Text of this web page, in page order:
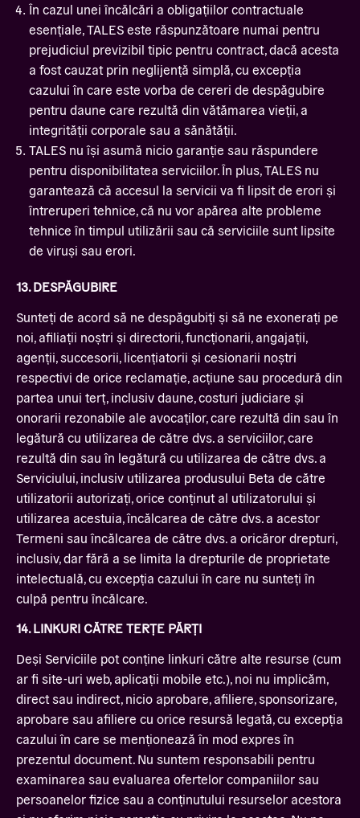
În cazul unei încălcări a obligațiilor contractuale
esențiale, TALES este răspunzătoare numai pentru
prejudiciul previzibil tipic pentru contract, dacă acesta
a fost cauzat prin neglijență simplă, cu excepția
cazului în care este vorba de cereri de despăgubire
pentru daune care rezultă din vătămarea vieții, a
integrității corporale sau a sănătății.
TALES nu își asumă nicio garanție sau răspundere
pentru disponibilitatea serviciilor. În plus, TALES nu
garantează că accesul la servicii va fi lipsit de erori și
întreruperi tehnice, că nu vor apărea alte probleme
tehnice în timpul utilizării sau că serviciile sunt lipsite
de viruși sau erori.
13. DESPĂGUBIRE
Sunteți de acord să ne despăgubiți și să ne exonerați pe
noi, afiliații noștri și directorii, funcționarii, angajații,
agenții, succesorii, licențiatorii și cesionarii noștri
respectivi de orice reclamație, acțiune sau procedură din
partea unui terț, inclusiv daune, costuri judiciare și
onorarii rezonabile ale avocaților, care rezultă din sau în
legătură cu utilizarea de către dvs. a serviciilor, care
rezultă din sau în legătură cu utilizarea de către dvs. a
Serviciului, inclusiv utilizarea produsului Beta de către
utilizatorii autorizați, orice conținut al utilizatorului și
utilizarea acestuia, încălcarea de către dvs. a acestor
Termeni sau încălcarea de către dvs. a oricăror drepturi,
inclusiv, dar fără a se limita la drepturile de proprietate
intelectuală, cu excepția cazului în care nu sunteți în
culpă pentru încălcare.
14. LINKURI CĂTRE TERȚE PĂRȚI
Deși Serviciile pot conține linkuri către alte resurse (cum
ar fi site-uri web, aplicații mobile etc.), noi nu implicăm,
direct sau indirect, nicio aprobare, afiliere, sponsorizare,
aprobare sau afiliere cu orice resursă legată, cu excepția
cazului în care se menționează în mod expres în
prezentul document. Nu suntem responsabili pentru
examinarea sau evaluarea ofertelor companiilor sau
persoanelor fizice sau a conținutului resurselor acestora